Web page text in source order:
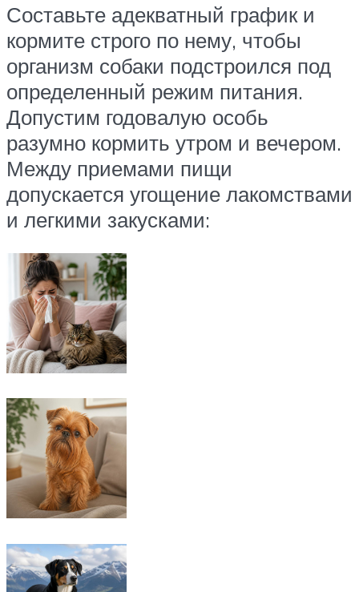
Составьте адекватный график и
кормите строго по нему, чтобы
организм собаки подстроился под
определенный режим питания.
Допустим годовалую особь
разумно кормить утром и вечером.
Между приемами пищи
допускается угощение лакомствами
и легкими закусками: